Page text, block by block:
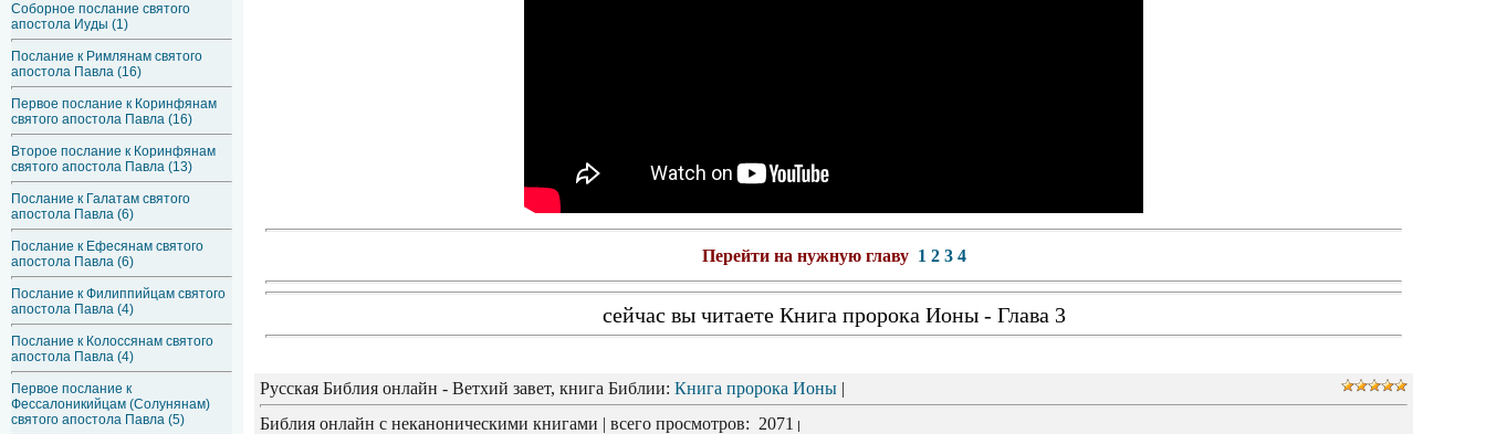
Соборное послание святого
апостола Иуды (1)
Послание к Римлянам святого
апостола Павла (16)
Первое послание к Коринфянам
святого апостола Павла (16)
Второе послание к Коринфянам
святого апостола Павла (13)
Послание к Галатам святого
апостола Павла (6)
Послание к Ефесянам святого
апостола Павла (6)
Послание к Филиппийцам святого
апостола Павла (4)
Послание к Колоссянам святого
апостола Павла (4)
Первое послание к
Фессалоникийцам (Солунянам)
святого апостола Павла (5)
Перейти на нужную главу 1 2 3 4
сейчас вы читаете Книга пророка Ионы - Глава 3
Русская Библия онлайн - Ветхий завет, книга Библии: Книга пророка Ионы |
Библия онлайн с неканоническими книгами | всего просмотров: 2071 |